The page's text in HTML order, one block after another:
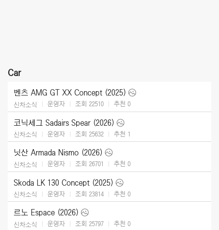
Car
벤츠 AMG GT XX Concept (2025)
신차소식 운영자 조회 22510 추천 0
코닉세그 Sadairs Spear (2026)
신차소식 운영자 조회 25632 추천 1
닛산 Armada Nismo (2026)
신차소식 운영자 조회 26701 추천 0
Skoda LK 130 Concept (2025)
신차소식 운영자 조회 23814 추천 0
르노 Espace (2026)
신차소식 운영자 조회 25797 추천 0